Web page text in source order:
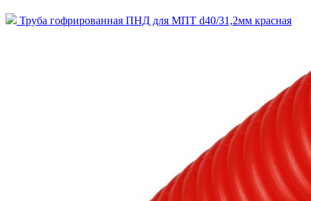
Труба гофрированная ПНД для МПТ d40/31,2мм красная